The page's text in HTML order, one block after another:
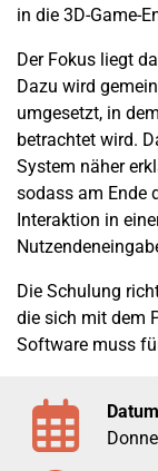
in die 3D-Game-
Der Fokus liegt
Dazu wird
umgesetzt, in
betrachtet wird.
System näher
sodass am Ende
Interaktion in
Die Schulung
die sich mit dem
Software muss
Datum